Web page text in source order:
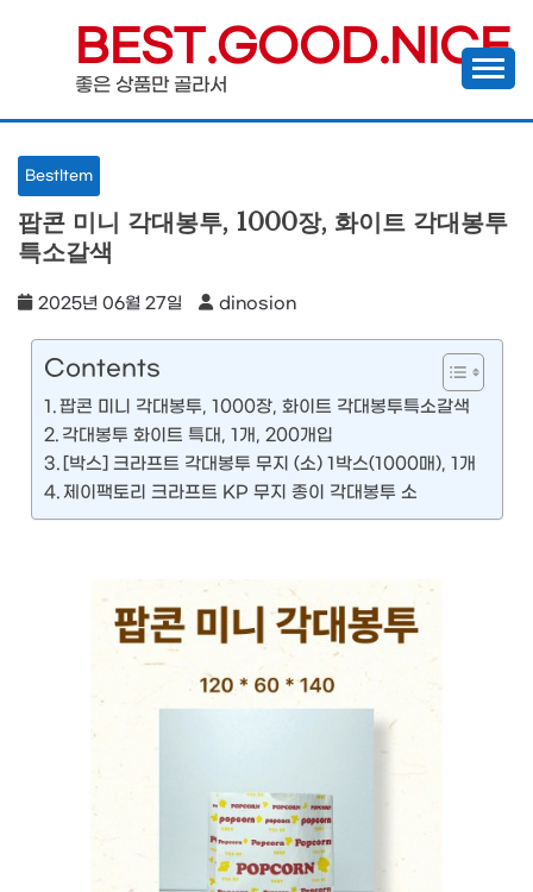
content
BEST.GOOD.NICE
좋은 상품만 골라서
BestItem
팝콘 미니 각대봉투, 1000장, 화이트 각대봉투
특소갈색
2025년 06월 27일 dinosion
Contents
팝콘 미니 각대봉투, 1000장, 화이트 각대봉투특소갈색
각대봉투 화이트 특대, 1개, 200개입
[박스] 크라프트 각대봉투 무지 (소) 1박스(1000매), 1개
제이팩토리 크라프트 KP 무지 종이 각대봉투 소